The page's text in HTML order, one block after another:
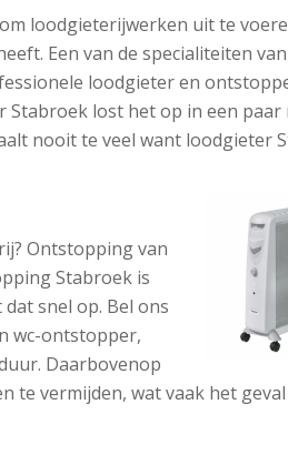
loodgieterijwerken uit te
Een van de specialiteiten van
loodgieter en
lost het op in een paar
nooit te veel want loodgieter
Ontstopping van
Stabroek is
snel op. Bel ons
wc-ontstopper,
Daarbovenop
te vermijden, wat vaak het geval